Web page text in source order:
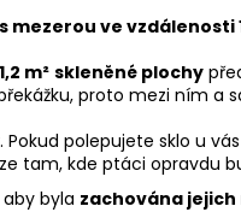
s mezerou ve vzdálenosti
m² skleněné plochy
proto mezi ním
polepujete sklo u
tam, kde ptáci opravdu
byla zachována